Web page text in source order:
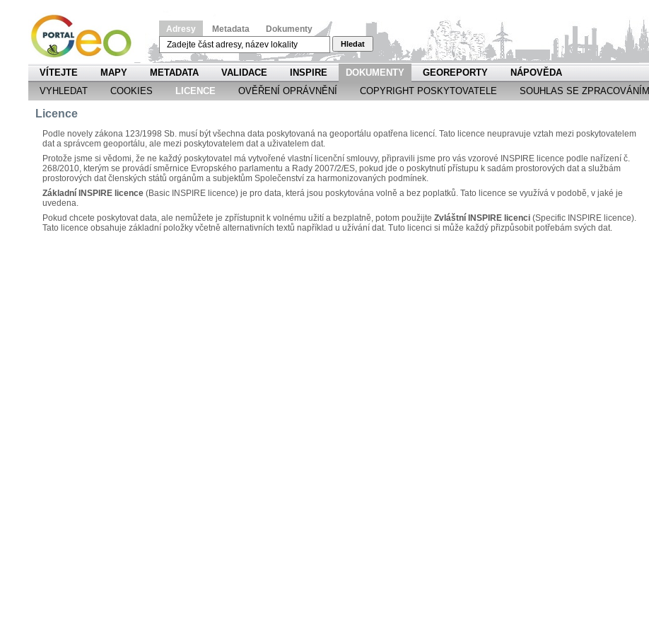
Adresy Metadata Dokumenty
Hledat
VÍTEJTE MAPY METADATA VALIDACE INSPIRE DOKUMENTY GEOREPORTY
NÁPOVĚDA
VYHLEDAT
COOKIES LICENCE OVĚŘENÍ OPRÁVNĚNÍ COPYRIGHT POSKYTOVATELE SOUHLAS SE ZPRACOVÁNÍM
Licence
Podle novely zákona 123/1998 Sb. musí být všechna data poskytovaná na geoportálu opatřena licencí. Tato licence neupravuje vztah mezi poskytovatelem
dat a správcem geoportálu, ale mezi poskytovatelem dat a uživatelem dat.
Protože jsme si vědomi, že ne každý poskytovatel má vytvořené vlastní licenční smlouvy, připravili jsme pro vás vzorové INSPIRE licence podle nařízení č.
268/2010, kterým se provádí směrnice Evropského parlamentu a Rady 2007/2/ES, pokud jde o poskytnutí přístupu k sadám prostorových dat a službám
prostorových dat členských států orgánům a subjektům Společenství za harmonizovaných podmínek.
Základní INSPIRE licence (Basic INSPIRE licence) je pro data, která jsou poskytována volně a bez poplatků. Tato licence se využívá v podobě, v jaké je
uvedena.
Pokud chcete poskytovat data, ale nemůžete je zpřístupnit k volnému užití a bezplatně, potom použijte Zvláštní INSPIRE licenci (Specific INSPIRE licence).
Tato licence obsahuje základní položky včetně alternativních textů například u užívání dat. Tuto licenci si může každý přizpůsobit potřebám svých dat.